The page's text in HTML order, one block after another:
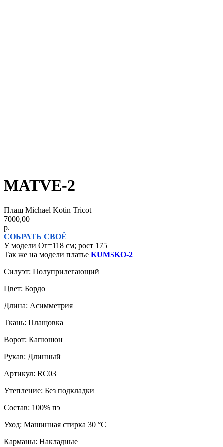
MATVE-2
Плащ Michael Kotin Tricot
7000,00
р.
СОБРАТЬ СВОЁ
У модели Ог=118 см; рост 175
Так же на модели платье KUMSKO-2
Силуэт: Полуприлегающий
Цвет: Бордо
Длина: Асимметрия
Ткань: Плащовка
Ворот: Капюшон
Рукав: Длинный
Артикул: RC03
Утепление: Без подкладки
Состав: 100% пэ
Уход: Машинная стирка 30 °C
Карманы: Накладные